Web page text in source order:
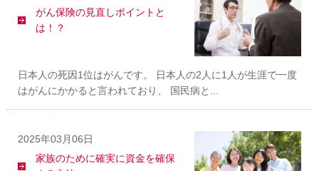
がん保険の見直しポイントと
は！？
日本人の死因1位はがんです。 日本人の2人に1人が生涯で一度
はがんにかかると言われており、 国民病と...
2025年03月06日
家族のために確実に資金を確保